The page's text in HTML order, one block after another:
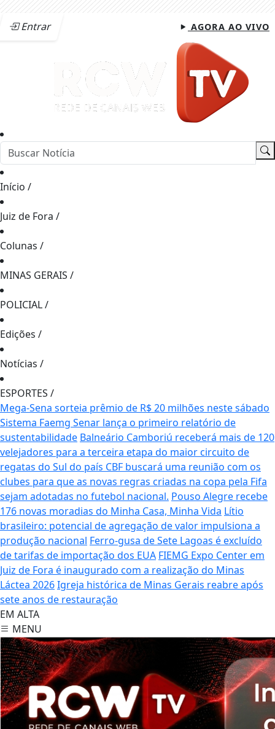
Entrar AGORA AO VIVO
Início /
Juiz de Fora /
Colunas /
MINAS GERAIS /
POLICIAL/
Edições /
Notícias /
ESPORTES /
Mega-Sena sorteia prêmio de R$ 20 milhões neste sábado
Sistema Faemg Senar lança o primeiro relatório de
sustentabilidade Balneário Camboriú receberá mais de 120
velejadores para a terceira etapa do maior circuito de
regatas do Sul do país CBF buscará uma reunião com os
clubes para que as novas regras criadas na copa pela Fifa
sejam adotadas no futebol nacional. Pouso Alegre recebe
176 novas moradias do Minha Casa, Minha Vida Lítio
brasileiro: potencial de agregação de valor impulsiona a
produção nacional Ferro-gusa de Sete Lagoas é excluído
de tarifas de importação dos EUA FIEMG Expo Center em
Juiz de Fora é inaugurado com a realização do Minas
Láctea 2026Igreja histórica de Minas Gerais reabre após
sete anos de restauração
EM ALTA
MENU